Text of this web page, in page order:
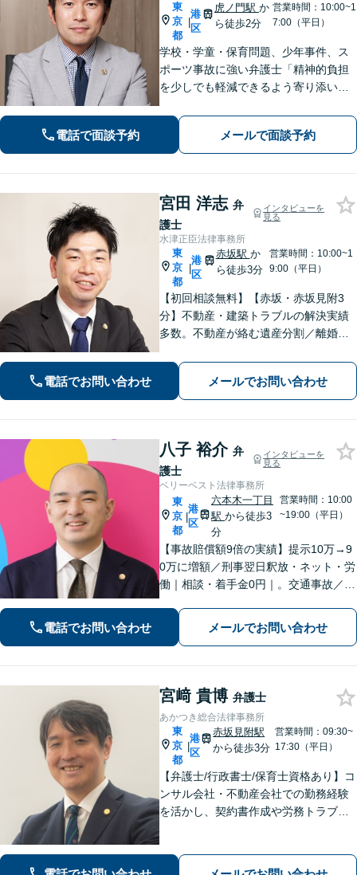
東
京
都
|
港
区
虎ノ門駅 か
ら徒歩2分
営業時間：10:00~1
7:00（平日）
学校・学童・保育問題、少年事件、ス
ポーツ事故に強い弁護士「精神的負担
を少しでも軽減できるよう寄り添いな
の他、離婚問題、相続紛争にも対応！
【平日夜間面談】【完全個室】【虎ノ
門駅、虎ノ門ヒルズ駅3分】
電話で面談予約 メールで面談予約
宮田 洋志 弁
護士
インタビューを
見る
水津正臣法律事務所
東
京
都
|
港
区
赤坂駅 か
ら徒歩3分
営業時間：10:00~1
9:00（平日）
【初回相談無料】【赤坂・赤坂見附3
分】不動産・建築トラブルの解決実績
多数。不動産が絡む遺産分割／離婚の
などのご相談はお任せください。依頼
者さまのご意向を最優先に、最善の解
決を目指します【電話相談可】【Web
面談可】
電話でお問い合わせ メールでお問い合わせ
八子 裕介 弁
護士
インタビューを
見る
ベリーベスト法律事務所
東
京
都
|
港
区
六本木一丁目
駅 から徒歩3
分
営業時間：10:00
~19:00（平日）
【事故賠償額9倍の実績】提示10万→9
0万に増額／刑事翌日釈放・ネット・労
働｜相談・着手金0円｜。交通事故／労
など、幅広い法律トラブルに対応。ひ
とりで抱え込まずお気軽にご相談くだ
電話でお問い合わせ メールでお問い合わせ
宮﨑 貴博 弁護士
あかつき総合法律事務所
東
京
都
|
港
区
赤坂見附駅
から徒歩3分
営業時間：09:30~
17:30（平日）
【弁護士/行政書士/保育士資格あり】コ
ンサル会社・不動産会社での勤務経験
を活かし、契約書作成や労務トラブル
は、資格を活かしお子さまの気持ちに